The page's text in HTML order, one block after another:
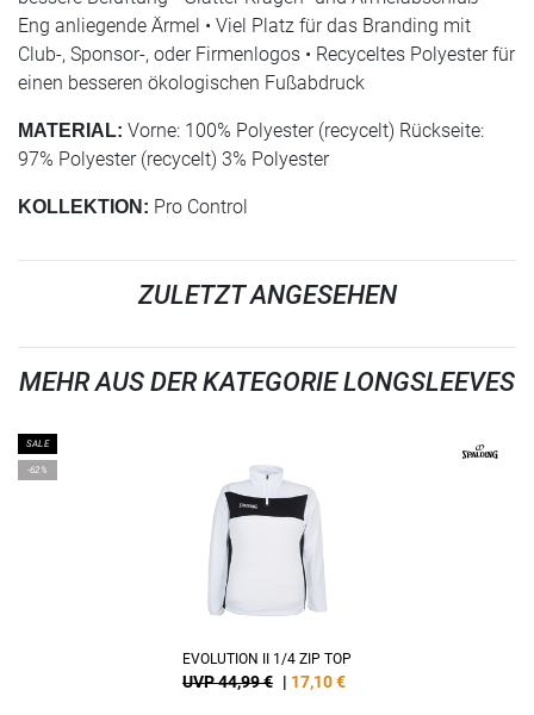
Eng anliegende Ärmel • Viel Platz für das Branding mit
Club-, Sponsor-, oder Firmenlogos • Recyceltes Polyester für
einen besseren ökologischen Fußabdruck
MATERIAL: Vorne: 100% Polyester (recycelt) Rückseite:
97% Polyester (recycelt) 3% Polyester
KOLLEKTION: Pro Control
ZULETZT ANGESEHEN
MEHR AUS DER KATEGORIE LONGSLEEVES
SALE
-62%
EVOLUTION II 1/4 ZIP TOP
UVP 44,99 € | 17,10€